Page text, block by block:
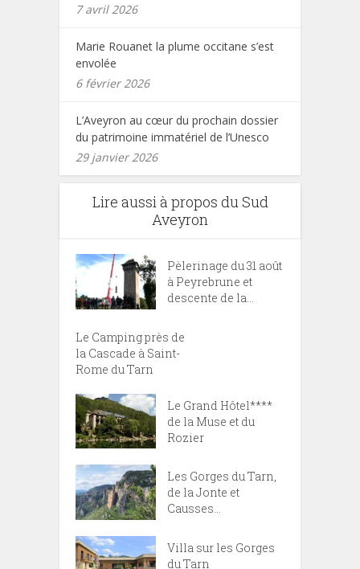
7 avril 2026
Marie Rouanet la plume occitane s’est
envolée
6 février 2026
L’Aveyron au cœur du prochain dossier
du patrimoine immatériel de l’Unesco
29 janvier 2026
Lire aussi à propos du Sud
Aveyron
Pèlerinage du 31 août
à Peyrebrune et
descente de la...
Le Camping près de
la Cascade à Saint-
Rome du Tarn
Le Grand Hôtel****
de la Muse et du
Rozier
Les Gorges du Tarn,
de la Jonte et
Causses...
Villa sur les Gorges
du Tarn